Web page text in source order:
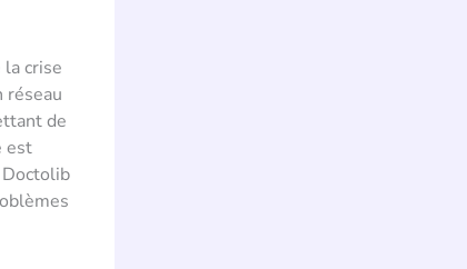
crise
réseau
de
est